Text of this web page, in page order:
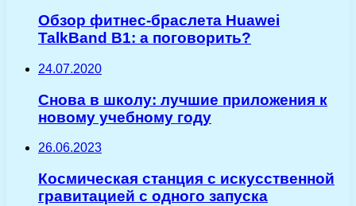
Обзор фитнес-браслета Huawei
TalkBand B1: а поговорить?
24.07.2020
Снова в школу: лучшие приложения к
новому учебному году
26.06.2023
Космическая станция с искусственной
гравитацией с одного запуска